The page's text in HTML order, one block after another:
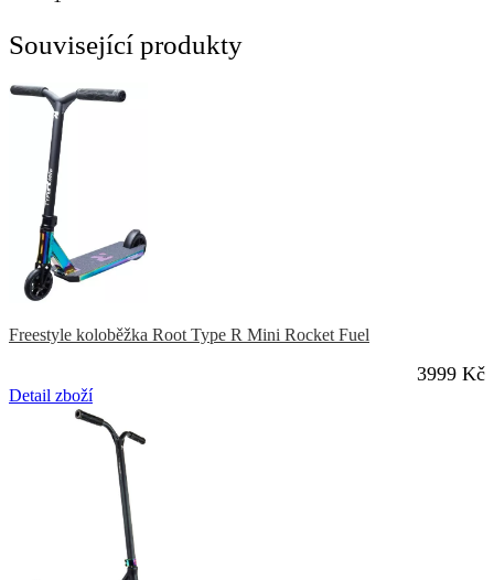
Související produkty
Freestyle koloběžka Root Type R Mini Rocket Fuel
3999 Kč
Detail zboží